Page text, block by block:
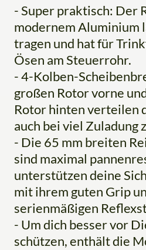
- Super praktisch: Der
modernem Aluminium
tragen und hat für
Ösen am Steuerrohr.
- 4-Kolben-
großen Rotor vorne
Rotor hinten verteilen
auch bei viel Zuladung
- Die 65 mm breiten
sind maximal
unterstützen deine
mit ihrem guten Grip
serienmäßigen
- Um dich besser vor
schützen, enthält die